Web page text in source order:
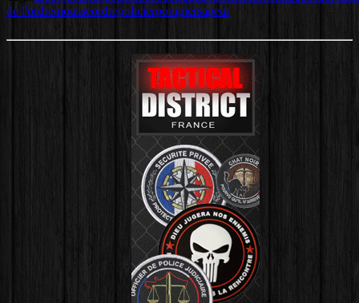
de l'ordremousseordrepolicierpompiersapeur